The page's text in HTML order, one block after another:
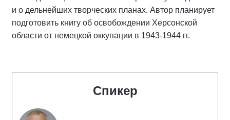
и о дельнейших творческих планах. Автор планирует
подготовить книгу об освобождении Херсонской
области от немецкой оккупации в 1943-1944 гг.
Спикер